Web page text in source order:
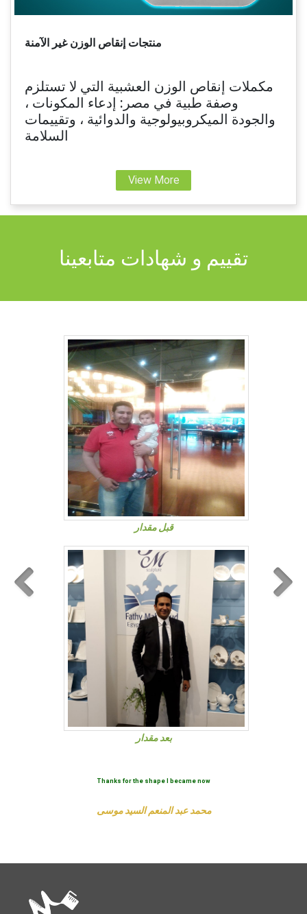
منتجات إنقاص الوزن غير الآمنة
مكملات إنقاص الوزن العشبية التي لا تستلزم
وصفة طبية في مصر: إدعاء المكونات ،
والجودة الميكروبيولوجية والدوائية ، وتقييمات
السلامة
View More
تقييم و شهادات متابعينا
قبل مقدار
بعد مقدار
Thanks for the shape I became now
محمد عبد المنعم السيد موسى